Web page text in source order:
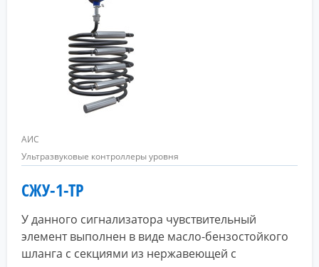
АИС
Ультразвуковые контроллеры уровня
СЖУ-1-ТР
У данного сигнализатора чувствительный
элемент выполнен в виде масло-бензостойкого
шланга с секциями из нержавеющей с